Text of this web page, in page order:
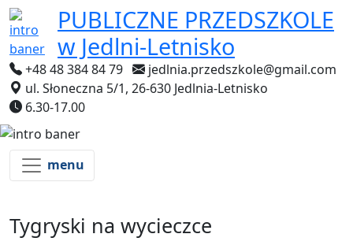
PUBLICZNE PRZEDSZKOLE
w Jedlni-Letnisko
+48 48 384 84 79
jedlnia.przedszkole@gmail.com
ul. Słoneczna 5/1, 26-630 Jedlnia-Letnisko
6.30-17.00
menu
Tygryski na wycieczce